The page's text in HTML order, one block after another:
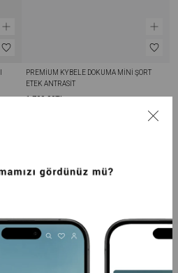
PREMIUM KYBELE DOKUMA MINI ŞORT
ETEK ANTRASIT
1.799,99TL